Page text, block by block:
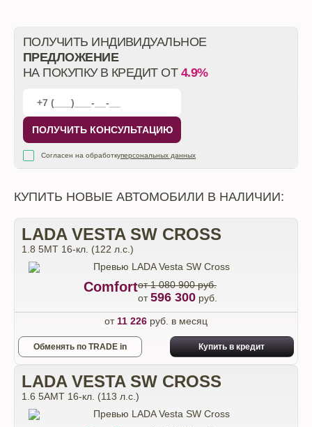
ПОЛУЧИТЬ ИНДИВИДУАЛЬНОЕ
ПРЕДЛОЖЕНИЕ
НА ПОКУПКУ В КРЕДИТ ОТ 4.9%
ПОЛУЧИТЬ КОНСУЛЬТАЦИЮ
Согласен на обработкуперсональных данных
КУПИТЬ НОВЫЕ АВТОМОБИЛИ В НАЛИЧИИ:
LADA VESTA SW CROSS
1.8 5MT 16-кл. (122 л.с.)
Comfortот 1 080 900 руб.
от596 300 руб.
от 11 226 руб. в месяц
Обменять по TRADE in Купить в кредит
LADA VESTA SW CROSS
1.6 5AMT 16-кл. (113 л.с.)